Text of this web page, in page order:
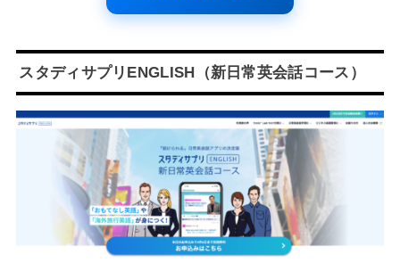
スタディサプリENGLISH（新日常英会話コース）